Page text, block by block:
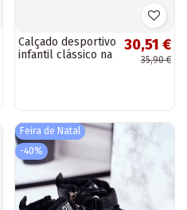
Calçado desportivo
infantil clássico na
30,51 €
35,90 €
Feira de Natal
-40%